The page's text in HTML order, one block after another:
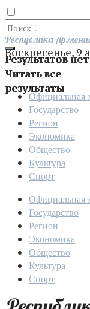
Результатов нет
Читать все
результаты
Отправить
Республика
Воскресенье, 9
Официальная
Государство
Регион
Экономика
Общество
Культура
Спорт
Официальная
Государство
Регион
Экономика
Общество
Культура
Спорт